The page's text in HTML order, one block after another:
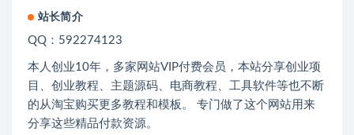
站长简介
QQ：592274123
本人创业10年，多家网站VIP付费会员，本站分享创业项
目、创业教程、主题源码、电商教程、工具软件等也不断
的从淘宝购买更多教程和模板。 专门做了这个网站用来
分享这些精品付款资源。